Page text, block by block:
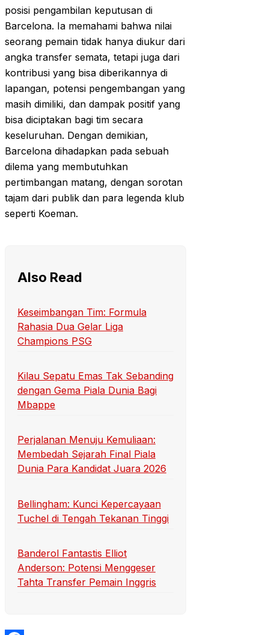
posisi pengambilan keputusan di
Barcelona. Ia memahami bahwa nilai
seorang pemain tidak hanya diukur dari
angka transfer semata, tetapi juga dari
kontribusi yang bisa diberikannya di
lapangan, potensi pengembangan yang
masih dimiliki, dan dampak positif yang
bisa diciptakan bagi tim secara
keseluruhan. Dengan demikian,
Barcelona dihadapkan pada sebuah
dilema yang membutuhkan
pertimbangan matang, dengan sorotan
tajam dari publik dan para legenda klub
seperti Koeman.
Also Read
Keseimbangan Tim: Formula
Rahasia Dua Gelar Liga
Champions PSG
Kilau Sepatu Emas Tak Sebanding
dengan Gema Piala Dunia Bagi
Mbappe
Perjalanan Menuju Kemuliaan:
Membedah Sejarah Final Piala
Dunia Para Kandidat Juara 2026
Bellingham: Kunci Kepercayaan
Tuchel di Tengah Tekanan Tinggi
Banderol Fantastis Elliot
Anderson: Potensi Menggeser
Tahta Transfer Pemain Inggris